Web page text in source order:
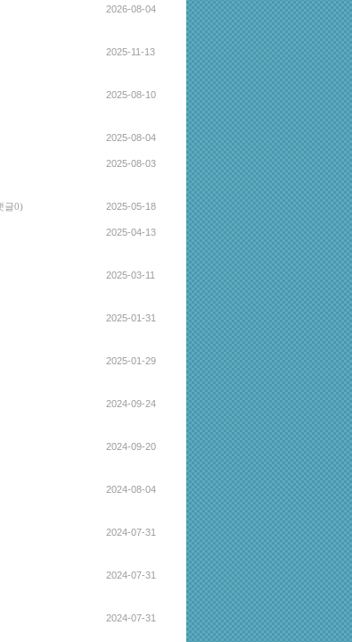
2026-08-04
2025-11-13
2025-08-10
2025-08-04
2025-08-03
글0) 2025-05-18
2025-04-13
2025-03-11
2025-01-31
2025-01-29
2024-09-24
2024-09-20
2024-08-04
2024-07-31
2024-07-31
2024-07-31